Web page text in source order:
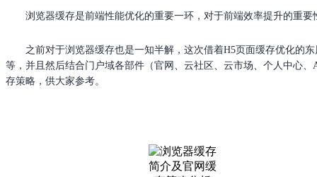
浏览器缓存是前端性能优化的重要一环，对于前端效率提升的重要
之前对于浏览器缓存也是一知半解，这次借着H5页面缓存优化的东
等，并且然后结合门户域各部件（官网、云社区、云市场、个人中心
存策略，供大家参考。